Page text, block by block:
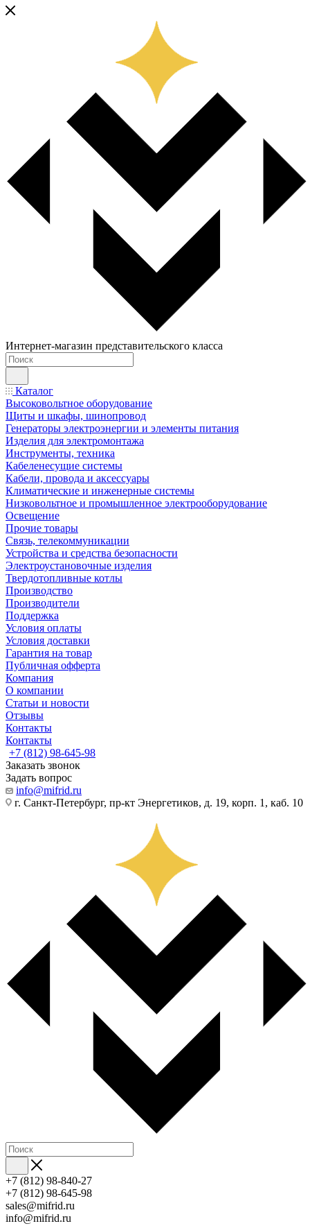
Интернет-магазин представительского класса
Каталог
Высоковольтное оборудование
Щиты и шкафы, шинопровод
Генераторы электроэнергии и элементы питания
Изделия для электромонтажа
Инструменты, техника
Кабеленесущие системы
Кабели, провода и аксессуары
Климатические и инженерные системы
Низковольтное и промышленное электрооборудование
Освещение
Прочие товары
Связь, телекоммуникации
Устройства и средства безопасности
Электроустановочные изделия
Твердотопливные котлы
Производство
Производители
Поддержка
Условия оплаты
Условия доставки
Гарантия на товар
Публичная офферта
Компания
О компании
Статьи и новости
Отзывы
Контакты
Контакты
+7 (812) 98-645-98
Заказать звонок
Задать вопрос
info@mifrid.ru
г. Санкт-Петербург, пр-кт Энергетиков, д. 19, корп. 1, каб. 10
+7 (812) 98-840-27
+7 (812) 98-645-98
sales@mifrid.ru
info@mifrid.ru